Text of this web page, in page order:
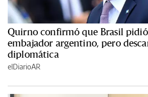
Quirno confirmó que Brasil
embajador argentino, pero
diplomática
elDiarioAR